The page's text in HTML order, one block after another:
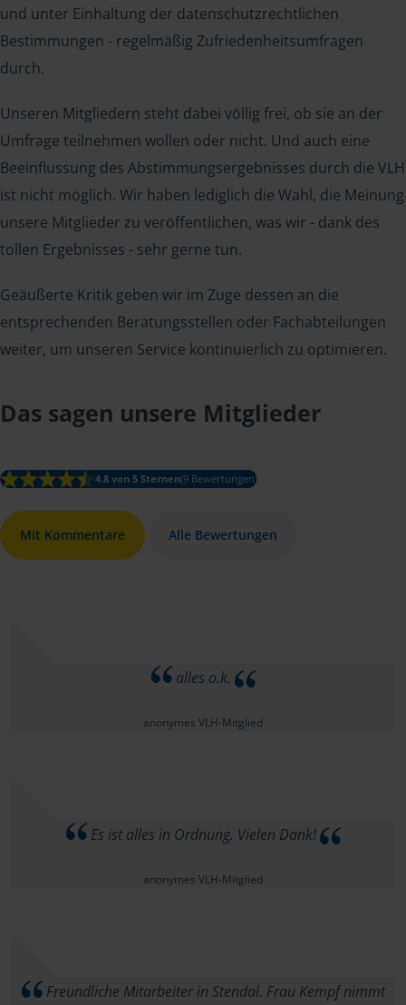
und unter Einhaltung der datenschutzrechtlichen
Bestimmungen - regelmäßig Zufriedenheitsumfragen
durch.
Unseren Mitgliedern steht dabei völlig frei, ob sie an der
Umfrage teilnehmen wollen oder nicht. Und auch eine
Beeinflussung des Abstimmungsergebnisses durch die VLH
ist nicht möglich. Wir haben lediglich die Wahl, die Meinung
unsere Mitglieder zu veröffentlichen, was wir - dank des
tollen Ergebnisses - sehr gerne tun.
Geäußerte Kritik geben wir im Zuge dessen an die
entsprechenden Beratungsstellen oder Fachabteilungen
weiter, um unseren Service kontinuierlich zu optimieren.
Das sagen unsere Mitglieder
4.8 von 5 Sternen(9 Bewertungen)
Mit Kommentare Alle Bewertungen
alles o.k.
anonymes VLH-Mitglied
Es ist alles in Ordnung. Vielen Dank!
anonymes VLH-Mitglied
Freundliche Mitarbeiter in Stendal. Frau Kempf nimmt